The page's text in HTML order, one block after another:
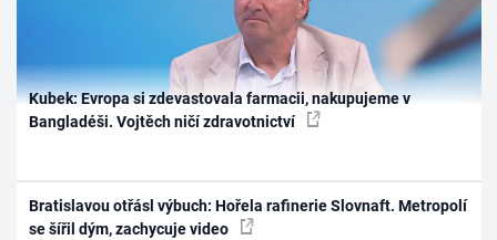
Kubek: Evropa si zdevastovala farmacii, nakupujeme v
Bangladéši. Vojtěch ničí zdravotnictví
Bratislavou otřásl výbuch: Hořela rafinerie Slovnaft. Metropolí
se šířil dým, zachycuje video